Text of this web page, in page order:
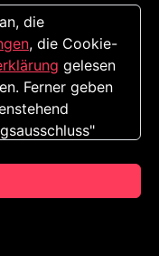
die
, die Cookie-
gelesen
Ferner geben